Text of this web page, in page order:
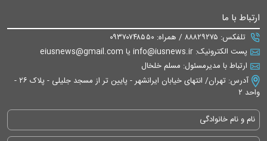
ارتباط با ما
تلفکس: ۸۸۸۲۹۲۷۵ / همراه: ۰۹۳۷۰۷۴۸۵۵۰
پست الکترونیک: info@iusnews.ir یا eiusnews@gmail.com
ارتباط با مدیرمسئول: مسلم خلخال
آدرس: تهران/ انتهای خیابان ایرانشهر - پایین تر از مسجد جلیلی - پلاک ۲۶ -
واحد ۲